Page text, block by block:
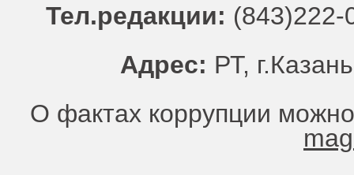
Тел.редакции:
Адрес: РТ,
О фактах коррупции